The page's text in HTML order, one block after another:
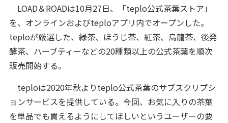
LOAD＆ROADは10月27日、「teplo公式茶葉ストア」
を、オンラインおよびteploアプリ内でオープンした。
teploが厳選した、緑茶、ほうじ茶、紅茶、烏龍茶、後発
酵茶、ハーブティーなどの20種類以上の公式茶葉を順次
販売開始する。
teploは2020年秋よりteplo公式茶葉のサブスクリプシ
ョンサービスを提供している。今回、お気に入りの茶葉
を単品でも買えるようにしてほしいというユーザーの要